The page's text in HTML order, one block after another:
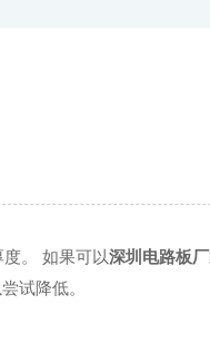
。 如果可以深圳电路板
试降低。